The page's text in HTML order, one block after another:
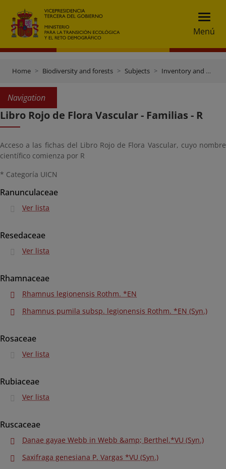
Menú
Home Biodiversity and forests Subjects Inventory and data gateway
Navigation
Libro Rojo de Flora Vascular - Familias - R
Acceso a las fichas del Libro Rojo de Flora Vascular, cuyo nombre
científico comienza por R
* Categoría UICN
Ranunculaceae
Ver lista
Resedaceae
Ver lista
Rhamnaceae
Rhamnus legionensis Rothm. *EN
Rhamnus pumila subsp. legionensis Rothm. *EN (Syn.)
Rosaceae
Ver lista
Rubiaceae
Ver lista
Ruscaceae
Danae gayae Webb in Webb &amp; Berthel.*VU (Syn.)
Saxifraga genesiana P. Vargas *VU (Syn.)